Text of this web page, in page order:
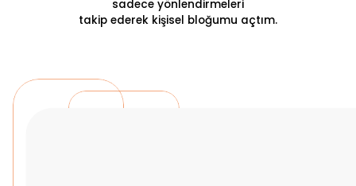
sadece yönlendirmeleri
takip ederek kişisel bloğumu açtım.